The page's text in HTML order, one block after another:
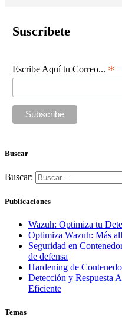
Suscribete
Escribe Aquí tu Correo... *
Buscar
Buscar:
Publicaciones
Wazuh: Optimiza tu
Optimiza Wazuh: Más
Seguridad en
de defensa
Hardening de
Detección y Respuesta
Eficiente
Temas